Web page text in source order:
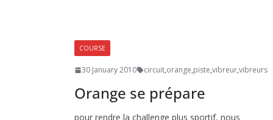
COURSE
30 January 2010 circuit,orange,piste,vibreur,vibreurs
Orange se prépare
pour rendre la challenge plus sportif, nous